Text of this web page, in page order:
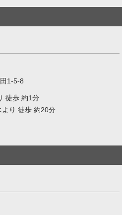
1-5-8
徒歩 約1分
り 徒歩 約20分